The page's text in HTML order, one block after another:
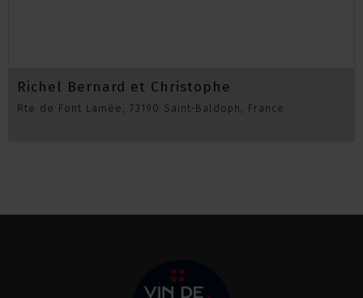
Richel Bernard et Christophe
Rte de Font Lamée, 73190 Saint-Baldoph, France